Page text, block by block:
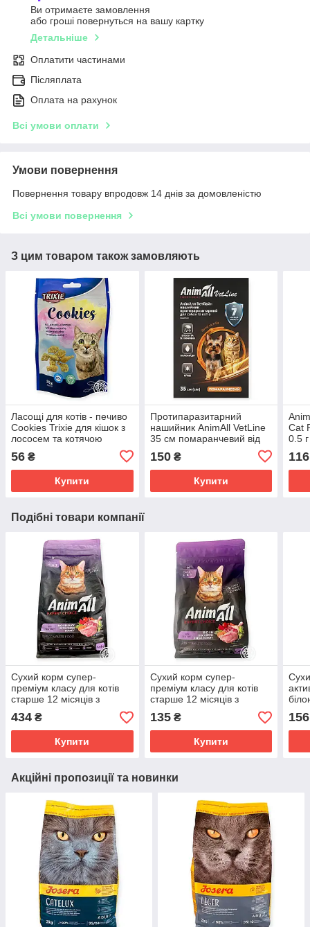
Ви отримаєте замовлення
або гроші повернуться на вашу картку
Детальніше
Оплатити частинами
Післяплата
Оплата на рахунок
Всі умови оплати
Умови повернення
Повернення товару впродовж 14 днів за домовленістю
Всі умови повернення
З цим товаром також замовляють
Ласощі для котів - печиво
Cookies Trixie для кішок з
лососем та котячою
56 ₴
Купити
Протипаразитарний
нашийник AnimAll VetLine
35 см помаранчевий від
собак малих порід
150₴
Купити
Cat
0.5
116
Подібні товари компанії
Сухий корм супер-
преміум класу для котів
старше 12 місяців з
індичкою та качкою,
AnimAll 1.5 кг
434 ₴
Купити
Сухий корм супер-
преміум класу для котів
старше 12 місяців з
індичкою та качкою,
AnimAll 400 г
135₴
Купити
400
156
Акційні пропозиції та новинки